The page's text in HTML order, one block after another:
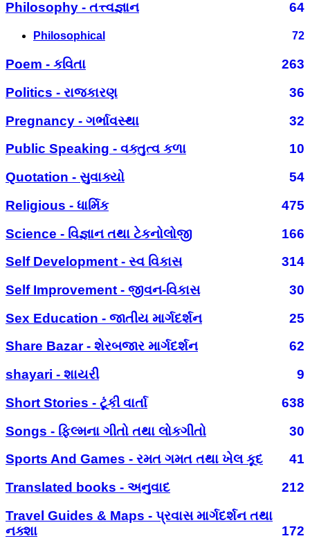
Philosophy - તત્ત્વજ્ઞાન
64
Philosophical 72
Poem - કવિતા
263
Politics - રાજકારણ
36
Pregnancy - ગર્ભાવસ્થા
32
Public Speaking - વક્તુત્વ કળા
10
Quotation - સુવાક્યો
54
Religious - ધાર્મિક
475
Science - વિજ્ઞાન તથા ટેકનોલોજી
166
Self Development - સ્વ વિકાસ
314
Self Improvement - જીવન-વિકાસ
30
Sex Education - જાતીય માર્ગદર્શન
25
Share Bazar - શેરબજાર માર્ગદર્શન
62
shayari - શાયરી
9
Short Stories - ટૂંકી વાર્તા
638
Songs - ફિલ્મના ગીતો તથા લોકગીતો
30
Sports And Games - રમત ગમત તથા ખેલ કૂદ
41
Translated books - અનુવાદ
212
Travel Guides & Maps - પ્રવાસ માર્ગદર્શન તથા
નક્શા
172